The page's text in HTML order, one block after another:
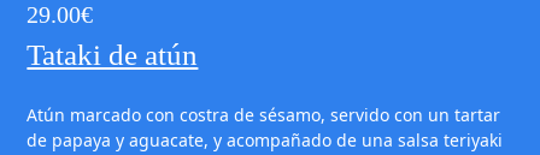
29.00€
Tataki de atún
Atún marcado con costra de sésamo, servido con un tartar
de papaya y aguacate, y acompañado de una salsa teriyaki